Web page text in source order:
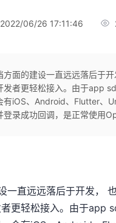
06/26 17:11:46
方面的建设一直远远落后于
者更轻松接入。由于app
有iOS、Android、Flutter、
登录成功回调，是正常使用
一直远远落后于开发，
更轻松接入。由于app